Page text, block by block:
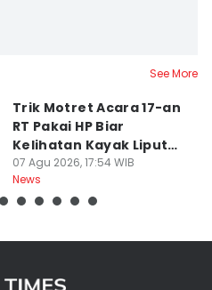
See More
Trik Motret Acara 17-an
RT Pakai HP Biar
Kelihatan Kayak Liputan
Festival Nasional
07 Agu 2026, 17:54 WIB
News